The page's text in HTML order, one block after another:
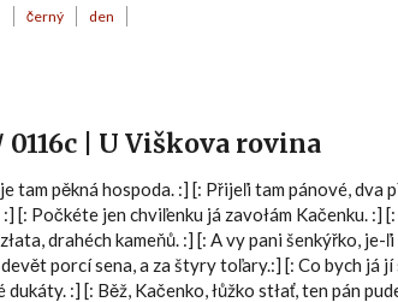
černý den
0116c | U Viškova rovina
tam pěkná hospoda. :] [: Přijeľi tam pánové, dva
[: Počkéte jen chviľenku já zavołám Kačenku. :]
drahéch kameňů. :] [: A vy pani šenkýřko,
porcí sena, a za štyry toľary.:] [: Co bych já jí
:] [: Běž, Kačenko, łůžko stłať, ten pán